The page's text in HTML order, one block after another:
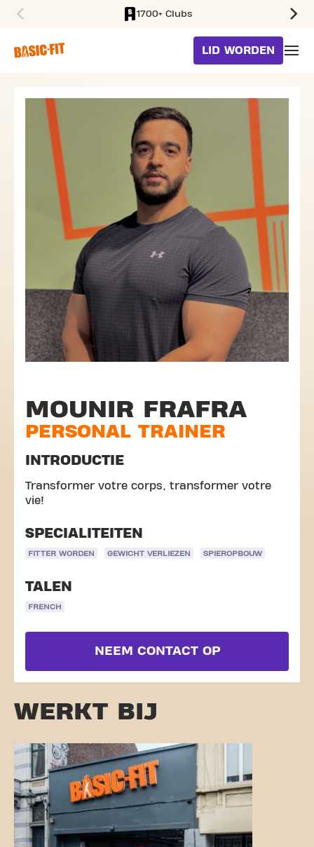
1700+ Clubs
LID WORDEN
MOUNIR FRAFRA
PERSONAL TRAINER
INTRODUCTIE
Transformer votre corps, transformer votre
vie!
SPECIALITEITEN
FITTER WORDEN GEWICHT VERLIEZEN SPIEROPBOUW
TALEN
FRENCH
NEEM CONTACT OP
WERKT BIJ